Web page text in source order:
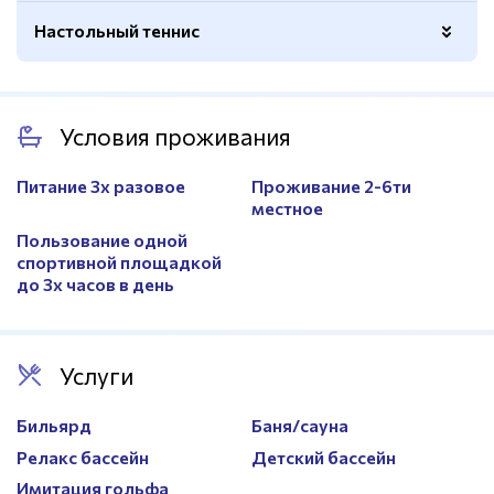
Стандартный размер
Настольный теннис
Условия проживания
Питание 3х разовое
Проживание 2-6ти
местное
Пользование одной
спортивной площадкой
до 3х часов в день
Услуги
Бильярд
Баня/сауна
Релакс бассейн
Детский бассейн
Имитация гольфа